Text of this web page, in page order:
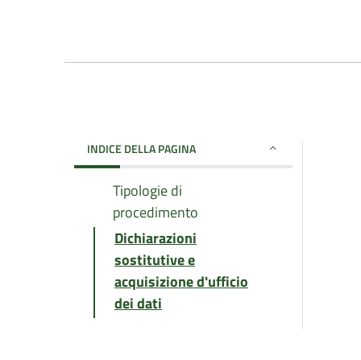
INDICE DELLA PAGINA
Tipologie di
procedimento
Dichiarazioni
sostitutive e
acquisizione d'ufficio
dei dati